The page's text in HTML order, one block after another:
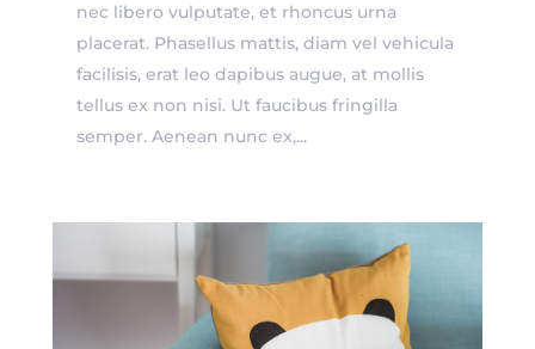
nec libero vulputate, et rhoncus urna
placerat. Phasellus mattis, diam vel vehicula
facilisis, erat leo dapibus augue, at mollis
tellus ex non nisi. Ut faucibus fringilla
semper. Aenean nunc ex,...